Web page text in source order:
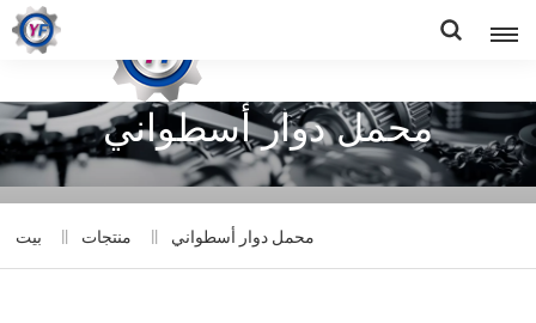
محمل دوار أسطواني
بيت منتجات محمل دوار أسطواني